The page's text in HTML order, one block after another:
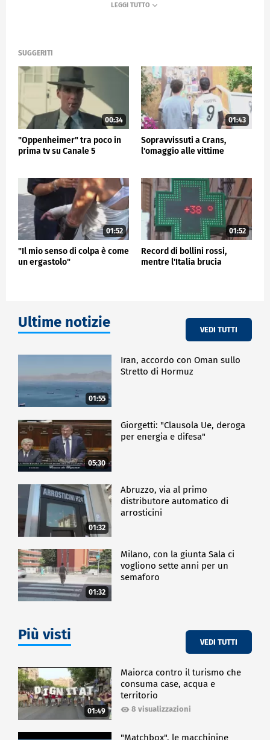
SUGGERITI
00:34
"Oppenheimer" tra poco in
prima tv su Canale 5
01:43
Sopravvissuti a Crans,
l'omaggio alle vittime
01:52
"Il mio senso di colpa è come
un ergastolo"
01:52
Record di bollini rossi,
mentre l'Italia brucia
Ultime notizie VEDI TUTTI
01:55
Iran, accordo con Oman sullo
Stretto di Hormuz
05:30
Giorgetti: "Clausola Ue, deroga
per energia e difesa"
01:32
Abruzzo, via al primo
distributore automatico di
arrosticini
01:32
Milano, con la giunta Sala ci
vogliono sette anni per un
semaforo
Più visti VEDI TUTTI
01:49
Maiorca contro il turismo che
consuma case, acqua e
territorio
8 visualizzazioni
"Matchbox", le macchinine